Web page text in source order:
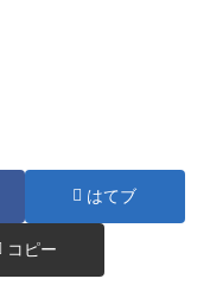
はてブ
コピー